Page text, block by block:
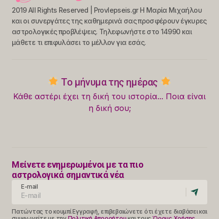
2019 All Rights Reserved | Provlepseis.gr Η Μαρία Μιχαήλου
και οι συνεργάτες της καθημερινά σας προσφέρουν έγκυρες
αστρολογικές προβλέψεις. Τηλεφωνήστε στο 14990 και
μάθετε τι επιφυλάσει το μέλλον για εσάς.
Το μήνυμα της ημέρας
Κάθε αστέρι έχει τη δική του ιστορία... Ποια είναι
η δική σου;
Μείνετε ενημερωμένοι με τα πιο
αστρολογικά σημαντικά νέα
E-mail
Πατώντας το κουμπί Εγγραφή, επιβεβαιώνετε ότι έχετε διαβάσει και